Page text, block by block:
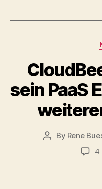
sein PaaS
Post
By Rene
4